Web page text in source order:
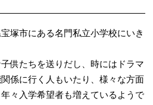
塚市にある名門私立小学校にいき
供たちを送りだし、時にはドラマ
係に行く人もいたり、様々な方面
々入学希望者も増えているようで